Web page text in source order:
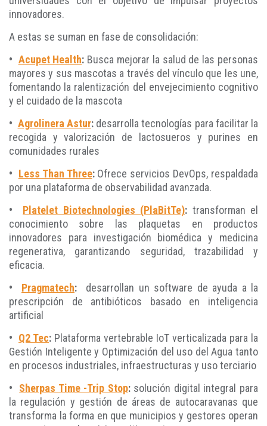
innovadores.
A estas se suman en fase de consolidación:
• Acupet Health: Busca mejorar la salud de las personas
mayores y sus mascotas a través del vínculo que les une,
fomentando la ralentización del envejecimiento cognitivo
y el cuidado de la mascota
• Agrolinera Astur: desarrolla tecnologías para facilitar la
recogida y valorización de lactosueros y purines en
comunidades rurales
• Less Than Three: Ofrece servicios DevOps, respaldada
por una plataforma de observabilidad avanzada.
• Platelet Biotechnologies (PlaBitTe): transforman el
conocimiento sobre las plaquetas en productos
innovadores para investigación biomédica y medicina
regenerativa, garantizando seguridad, trazabilidad y
eficacia.
• Pragmatech: desarrollan un software de ayuda a la
prescripción de antibióticos basado en inteligencia
artificial
• Q2 Tec: Plataforma vertebrable IoT verticalizada para la
Gestión Inteligente y Optimización del uso del Agua tanto
en procesos industriales, infraestructuras y uso terciario
• Sherpas Time -Trip Stop: solución digital integral para
la regulación y gestión de áreas de autocaravanas que
transforma la forma en que municipios y gestores operan